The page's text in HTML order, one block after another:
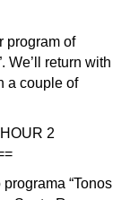
program of
We’ll return with
a couple of
2
“Tonos